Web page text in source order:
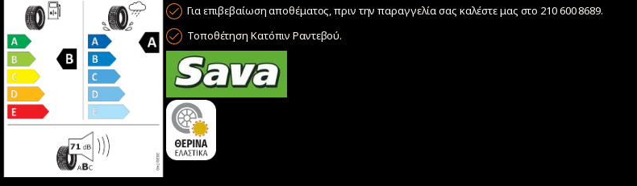
Για επιβεβαίωση αποθέματος, πριν την παραγγελία σας καλέστε μας στο 210 600 8689.
Τοποθέτηση Κατόπιν Ραντεβού.